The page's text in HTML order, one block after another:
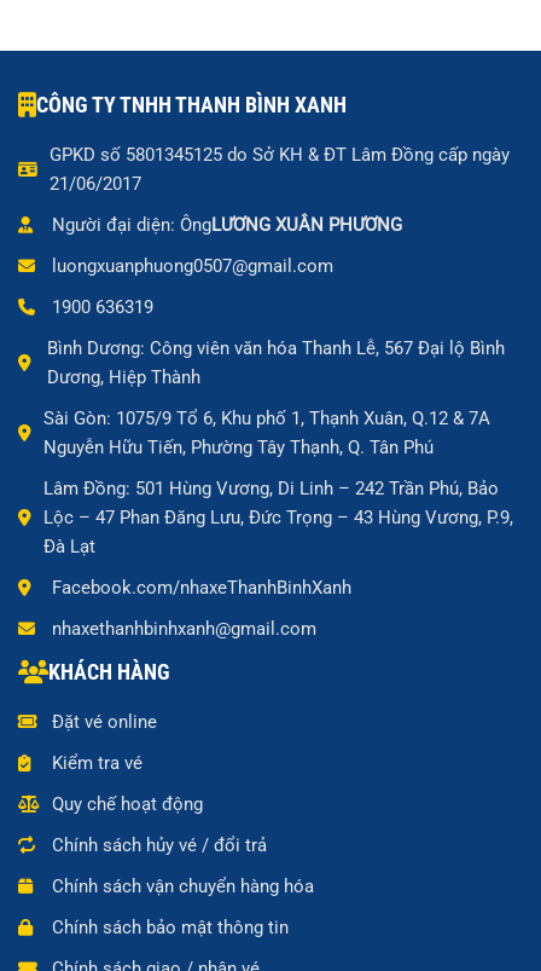
CÔNG TY TNHH THANH BÌNH XANH
GPKD số 5801345125 do Sở KH & ĐT Lâm Đồng cấp ngày
21/06/2017
Người đại diện: ÔngLƯƠNG XUÂN PHƯƠNG
luongxuanphuong0507@gmail.com
1900 636319
Bình Dương: Công viên văn hóa Thanh Lễ, 567 Đại lộ Bình
Dương, Hiệp Thành
Sài Gòn: 1075/9 Tổ 6, Khu phố 1, Thạnh Xuân, Q.12 & 7A
Nguyễn Hữu Tiến, Phường Tây Thạnh, Q. Tân Phú
Lâm Đồng: 501 Hùng Vương, Di Linh – 242 Trần Phú, Bảo
Lộc – 47 Phan Đăng Lưu, Đức Trọng – 43 Hùng Vương, P.9,
Đà Lạt
Facebook.com/nhaxeThanhBinhXanh
nhaxethanhbinhxanh@gmail.com
KHÁCH HÀNG
Đặt vé online
Kiểm tra vé
Quy chế hoạt động
Chính sách hủy vé / đổi trả
Chính sách vận chuyển hàng hóa
Chính sách bảo mật thông tin